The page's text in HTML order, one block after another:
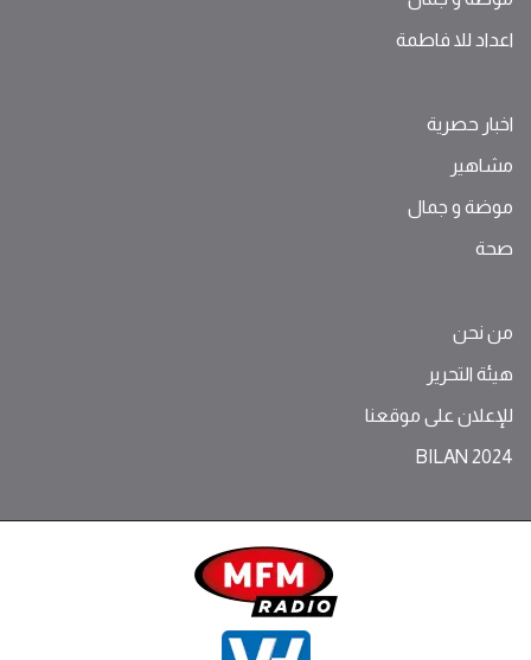
اعداد للا فاطمة
اخبار حصرية
مشاهير
موضة ‫و‬ ‫‬‫جمال‬
صحة
من نحن
هيئة التحرير
للإعلان على موقعنا
BILAN 2024